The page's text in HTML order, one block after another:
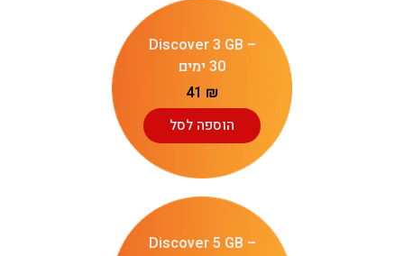
Discover 3 GB –
30 ימים
41 ₪
הוספה לסל
Discover 5 GB –